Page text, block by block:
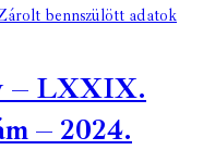
bennszülött adatok
– LXXIX.
– 2024.